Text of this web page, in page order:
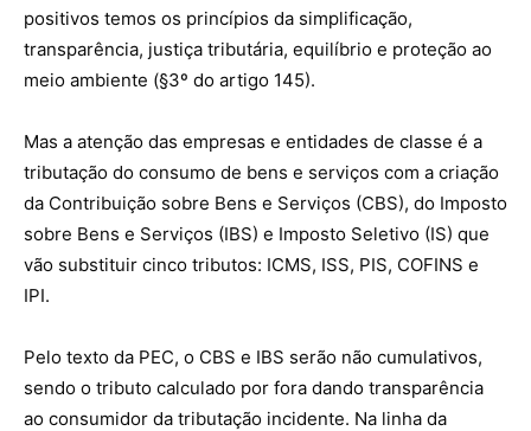
positivos temos os princípios da simplificação,
transparência, justiça tributária, equilíbrio e proteção ao
meio ambiente (§3º do artigo 145).
Mas a atenção das empresas e entidades de classe é a
tributação do consumo de bens e serviços com a criação
da Contribuição sobre Bens e Serviços (CBS), do Imposto
sobre Bens e Serviços (IBS) e Imposto Seletivo (IS) que
vão substituir cinco tributos: ICMS, ISS, PIS, COFINS e
IPI.
Pelo texto da PEC, o CBS e IBS serão não cumulativos,
sendo o tributo calculado por fora dando transparência
ao consumidor da tributação incidente. Na linha da